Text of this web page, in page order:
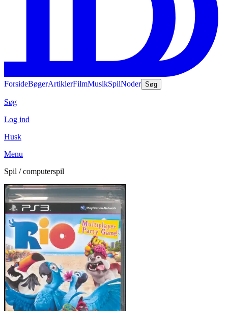
ForsideBøgerArtiklerFilmMusikSpilNoder Søg
Søg
Log ind
Husk
Menu
Spil / computerspil